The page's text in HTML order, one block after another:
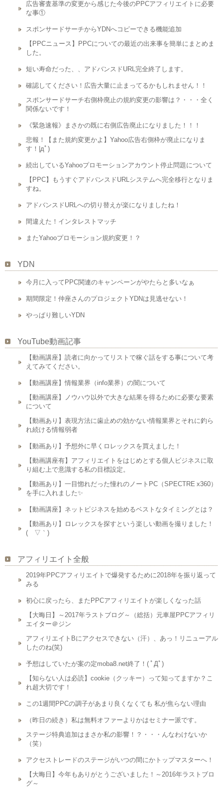
広告審査基準の変更から感じた今後のPPCアフィリエイトに必要
な事①
スポンサードサーチからYDNへコピーできる機能追加
【PPCニュース】PPCについての最近の出来事を簡単にまとめま
した。
短い寿命だった、、アドバンスドURL完全終了します。
確認してください！広告大量に止まってるかもしれません！！
スポンサードサーチ右側枠廃止の規約変更の影響は？・・・全く
関係ないです！
《緊急速報》まさかの既に右側広告廃止になりました！！！
悲報！【また規約変更かよ】Yahoo広告右側枠が廃止になりま
す！|дﾟ)
続出しているYahooプロモーションアカウント停止問題について
【PPC】もうすぐアドバンスドURLシステムへ完全移行となりま
すね。
アドバンスドURLへの切り替えが楽になりましたね！
間違えた！インタレストマッチ
またYahooプロモーション規約変更！？
YDN
今月に入ってPPC関連のキャンペーンがやたらと多いなぁ
期間限定！仲座さんのプロジェクトYDNは見逃せない！
やっぱり難しいYDN
YouTube動画記事
【動画講座】読者に向かってリストで稼ぐ話をする事について考
えてみてください。
【動画講座】情報業界（info業界）の闇について
【動画講座】ノウハウ以外で大きな結果を得るために必要な要素
について
【動画あり】表現方法に歯止めの効かない情報業界とそれに釣ら
れ続ける情報弱者
【動画あり】予想外に早くロレックスを買えました！
【動画講座有】アフィリエイトをはじめとする個人ビジネスに取
り組む上で意識する私の目標設定。
【動画あり】一目惚れだった憧れのノートPC（SPECTRE x360）
を手に入れました✨
【動画講座】ネットビジネスを始めるベストなタイミングとは？
【動画あり】ロレックスを探すという楽しい動画を撮りました！
(´▽｀)
アフィリエイト全般
2019年PPCアフィリエイトで爆発するために2018年を振り返って
みる
初心に戻ったら、またPPCアフィリエイトが楽しくなった話
【大晦日】～2017年ラストブログ～（総括）元車屋PPCアフィリ
エイター＠ジン
アフィリエイトBにアクセスできない（汗）、あっ！リニューアル
したのね(笑)
予想はしていたが案の定moba8.net終了！( ﾟДﾟ)
【知らない人は必読】cookie（クッキー）って知ってますか？こ
れ超大切です！
この1週間PPCの調子があまり良くなくても 私が焦らない理由
（昨日の続き）私は無料オファーよりかはセミナー派です。
ステージ特典追加はまさか私の影響！？・・・んなわけないか
（笑）
アクセストレードのステージがいつの間にかトップマスターへ！
【大晦日】今年もありがとうございました！～2016年ラストブロ
グ～